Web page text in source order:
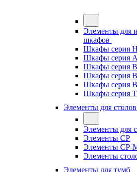
Элементы для
шкафов
Шкафы серия
Шкафы серия
Шкафы серия
Шкафы серия
Шкафы серия
Шкафы серия
Элементы для
Элементы для
Элементы СР
Элементы СР-
Элементы
Элементы для тумб